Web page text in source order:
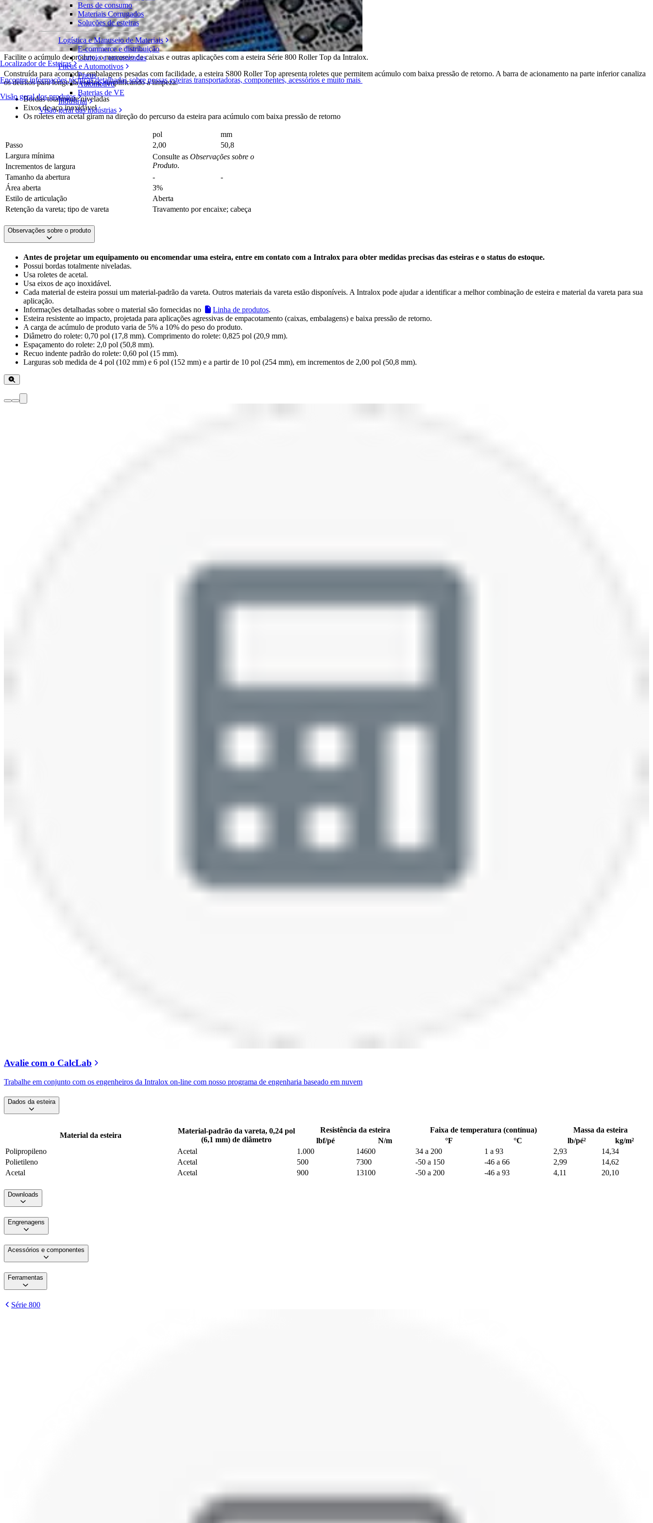
Localizador de Esteiras
Encontre informações técnicas detalhadas sobre nossas esteiras transportadoras, componentes, acessórios e muito mais
Visão geral dos produtos
Bens de consumo
Materiais Corrugados
Soluções de esteiras
Logística e Manuseio de Materiais
E-commerce e distribuição
Correio e encomendas
Pneus e Automotivos
Pneus
Automotivo
Baterias de VE
Industrial
Visão geral das indústrias
Roller Top™
Série 800
Compartilhar Solicite um orçamento
Facilite o acúmulo de produto, o manuseio de caixas e outras aplicações com a esteira Série 800 Roller Top da Intralox.
Construída para acomodar embalagens pesadas com facilidade, a esteira S800 Roller Top apresenta roletes que permitem acúmulo com baixa pressão de retorno. A barra de acionamento na parte inferior canaliza
os detritos para longe da esteira, simplificando a limpeza.
Bordas totalmente niveladas
Eixos de aço inoxidável
Os roletes em acetal giram na direção do percurso da esteira para acúmulo com baixa pressão de retorno
pol
mm
Passo
2,00
50,8
Largura mínima
Consulte as Observações sobre o
Produto.
Incrementos de largura
Tamanho da abertura
-
-
Área aberta
3%
Estilo de articulação
Aberta
Retenção da vareta; tipo de vareta
Travamento por encaixe; cabeça
Observações sobre o produto
Antes de projetar um equipamento ou encomendar uma esteira, entre em contato com a Intralox para obter medidas precisas das esteiras e o status do estoque.
Possui bordas totalmente niveladas.
Usa roletes de acetal.
Usa eixos de aço inoxidável.
Cada material de esteira possui um material-padrão da vareta. Outros materiais da vareta estão disponíveis. A Intralox pode ajudar a identificar a melhor combinação de esteira e material da vareta para sua
aplicação.
Informações detalhadas sobre o material são fornecidas no
Linha de produtos.
Esteira resistente ao impacto, projetada para aplicações agressivas de empacotamento (caixas, embalagens) e baixa pressão de retorno.
A carga de acúmulo de produto varia de 5% a 10% do peso do produto.
Diâmetro do rolete: 0,70 pol (17,8 mm). Comprimento do rolete: 0,825 pol (20,9 mm).
Espaçamento do rolete: 2,0 pol (50,8 mm).
Recuo indente padrão do rolete: 0,60 pol (15 mm).
Larguras sob medida de 4 pol (102 mm) e 6 pol (152 mm) e a partir de 10 pol (254 mm), em incrementos de 2,00 pol (50,8 mm).
Avalie com o CalcLab
Trabalhe em conjunto com os engenheiros da Intralox on-line com nosso programa de engenharia baseado em nuvem
Dados da esteira
Material da esteira
Material-padrão da vareta, 0,24 pol
(6,1 mm) de diâmetro
Resistência da esteira Faixa de temperatura (contínua)
Massa da esteira
lbf/pé
N/m °F °C lb/pé²
kg/m²
Polipropileno
Acetal 1.000 14600 34 a 200 1 a 93 2,93
14,34
Polietileno
Acetal 500 7300 -50 a 150 -46 a 66 2,99
14,62
Acetal
Acetal 900 13100 -50 a 200 -46 a 93 4,11 20,10
Downloads
Engrenagens
Acessórios e componentes
Ferramentas
Série 800